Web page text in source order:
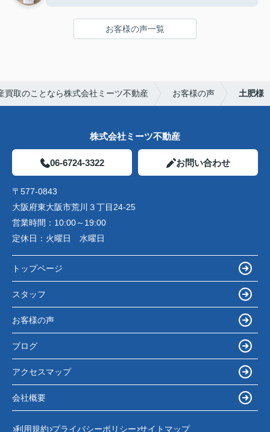
お客様の声一覧
買取のことなら株式会社ミーツ不動産 お客様の声 土肥様
株式会社ミーツ不動産
06-6724-3322 お問い合わせ
〒577-0843
大阪府東大阪市荒川３丁目24-25
営業時間： 10:00～19:00
定休日： 火曜日 水曜日
トップページ
スタッフ
お客様の声
ブログ
アクセスマップ
会社概要
利用規約 プライバシーポリシー サイトマップ